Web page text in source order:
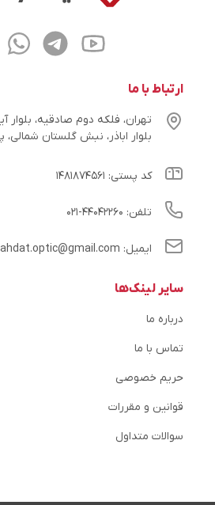
ارتباط با ما
تهران، فلکه دوم صادقیه، بلوار
بلوار اباذر، نبش گلستان شمالی،
کد پستی: ۱۴۸۱۸۷۴۵۶۱
تلفن: ۴۴۰۴۲۲۶۰-۰۲۱
ایمیل: vahdat.optic@gmail.com
سایر لینک‌ها
درباره ما
تماس با ما
حریم خصوصی
قوانین و مقررات
سوالات متداول